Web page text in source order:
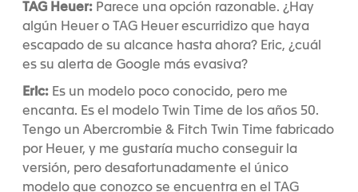
TAG Heuer: Parece una opción razonable. ¿Hay
algún Heuer o TAG Heuer escurridizo que haya
escapado de su alcance hasta ahora? Eric, ¿cuál
es su alerta de Google más evasiva?
Eric: Es un modelo poco conocido, pero me
encanta. Es el modelo Twin Time de los años 50.
Tengo un Abercrombie & Fitch Twin Time fabricado
por Heuer, y me gustaría mucho conseguir la
versión, pero desafortunadamente el único
modelo que conozco se encuentra en el TAG